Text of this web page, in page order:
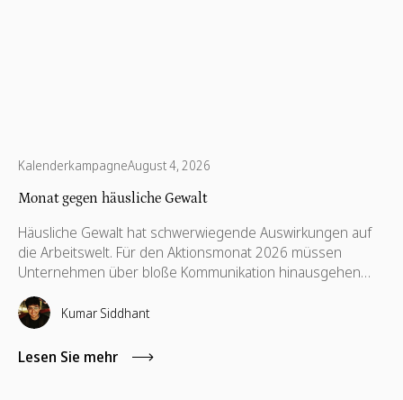
KalenderkampagneAugust 4, 2026
Monat gegen häusliche Gewalt
Häusliche Gewalt hat schwerwiegende Auswirkungen auf
die Arbeitswelt. Für den Aktionsmonat 2026 müssen
Unternehmen über bloße Kommunikation hinausgehen
und unterstützende Richtlinien, finanzielle Hilfsangebote,
Schulungen für Führungskräfte sowie kompetenzbasiertes
Ehrenamt implementieren.
Kumar Siddhant
Lesen Sie mehr